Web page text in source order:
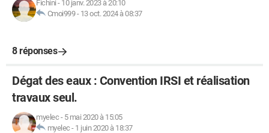
Fichini - 10 janv. 2023 à 20:10
Cmoi999- 13 oct. 2024 à 08:37
8 réponses
Dégat des eaux : Convention IRSI et réalisation
travaux seul.
myelec - 5 mai 2020 à 15:05
myelec - 1 juin 2020 à 18:37